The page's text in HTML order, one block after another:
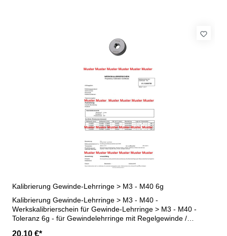
Kalibrierung Gewinde-Lehrringe > M3 - M40 6g
Kalibrierung Gewinde-Lehrringe > M3 - M40 -
Werkskalibrierschein für Gewinde-Lehrringe > M3 - M40 -
Toleranz 6g - für Gewindelehrringe mit Regelgewinde /
20,10 €*